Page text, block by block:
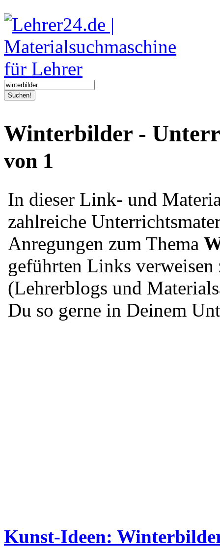
Suchen!
Winterbilder -
von 1
In dieser Link- und
zahlreiche
Anregungen zum Thema
geführten Links
(Lehrerblogs und
Du so gerne in Deinem
Kunst-Ideen: